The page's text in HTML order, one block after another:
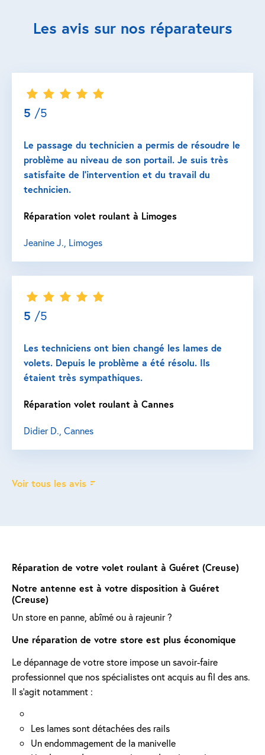
Réparation de votre volet roulant à Guéret (Creuse)
Notre antenne est à votre disposition à Guéret
(Creuse)
Un store en panne, abîmé ou à rajeunir ?
Une réparation de votre store est plus économique
Le dépannage de votre store impose un savoir-faire
professionnel que nos spécialistes ont acquis au fil des ans.
Il s'agit notamment :
Les lames sont détachées des rails
Un endommagement de la manivelle
Les avis sur nos réparateurs
5 /5
Le passage du technicien a permis de résoudre le
problème au niveau de son portail. Je suis très
satisfaite de l’intervention et du travail du
technicien.
Réparation volet roulant à Limoges
Jeanine J., Limoges
5 /5
Les techniciens ont bien changé les lames de
volets. Depuis le problème a été résolu. Ils
étaient très sympathiques.
Réparation volet roulant à Cannes
Didier D., Cannes
Voir tous les avis